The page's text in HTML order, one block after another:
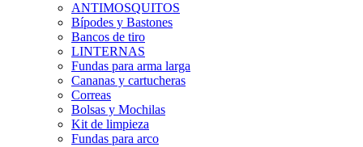
ANTIMOSQUITOS
Bípodes y Bastones
Bancos de tiro
LINTERNAS
Fundas para arma larga
Cananas y cartucheras
Correas
Bolsas y Mochilas
Kit de limpieza
Fundas para arco